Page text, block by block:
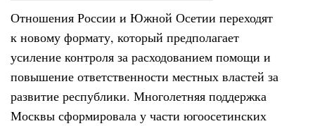
Отношения России и Южной Осетии переходят
к новому формату, который предполагает
усиление контроля за расходованием помощи и
повышение ответственности местных властей за
развитие республики. Многолетняя поддержка
Москвы сформировала у части югоосетинских